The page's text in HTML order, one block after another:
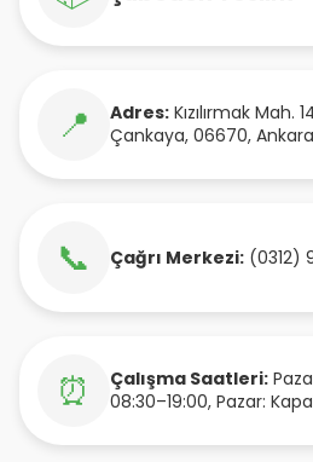
📍 Adres: Kızılırmak Mah.
Çankaya, 06670, Ankara
📞 Çağrı Merkezi: (0312)
⏰ Çalışma Saatleri:
08:30–19:00, Pazar: